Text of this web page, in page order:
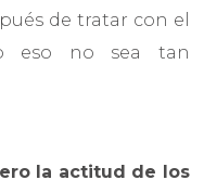
de tratar con el
eso no sea tan
la actitud de los